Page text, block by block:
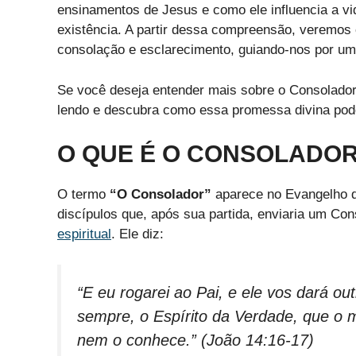
ensinamentos de Jesus e como ele influencia a
existência. A partir dessa compreensão,
consolação e esclarecimento, guiando-nos por
Se você deseja entender mais sobre o
lendo e descubra como essa promessa divina
O QUE É O
O termo “O Consolador” aparece no Evangelho
discípulos que, após sua partida, enviaria um
espiritual. Ele diz:
“E eu rogarei ao Pai, e ele vos dará
sempre, o Espírito da Verdade, que o
nem o conhece.”(João 14:16-17)